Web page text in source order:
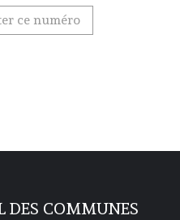
ce numéro
DES COMMUNES